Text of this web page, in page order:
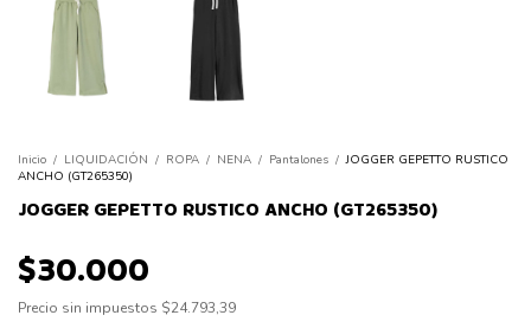
Inicio / LIQUIDACIÓN / ROPA / NENA / Pantalones / JOGGER GEPETTO RUSTICO
ANCHO (GT265350)
JOGGER GEPETTO RUSTICO ANCHO (GT265350)
$30.000
Precio sin impuestos $24.793,39